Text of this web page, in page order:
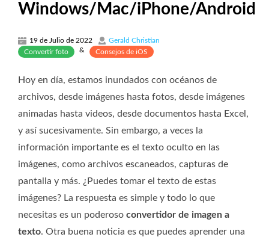
Windows/Mac/iPhone/Android
19 de Julio de 2022
Gerald Christian
Convertir foto
& Consejos de iOS
Hoy en día, estamos inundados con océanos de
archivos, desde imágenes hasta fotos, desde imágenes
animadas hasta videos, desde documentos hasta Excel,
y así sucesivamente. Sin embargo, a veces la
información importante es el texto oculto en las
imágenes, como archivos escaneados, capturas de
pantalla y más. ¿Puedes tomar el texto de estas
imágenes? La respuesta es simple y todo lo que
necesitas es un poderoso convertidor de imagen a
texto. Otra buena noticia es que puedes aprender una